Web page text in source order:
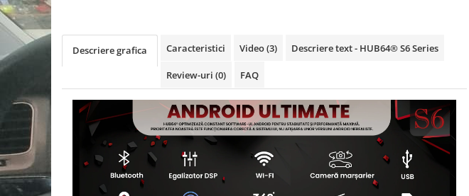
Camere Land Rover
Camere Lexus
Camere Mazda
Camere Mitsubishi
Camere Porsche
Camere Seat
Descriere grafica Caracteristici Video(3) Descriere text - HUB64® S6 Series
Review-uri (0) FAQ